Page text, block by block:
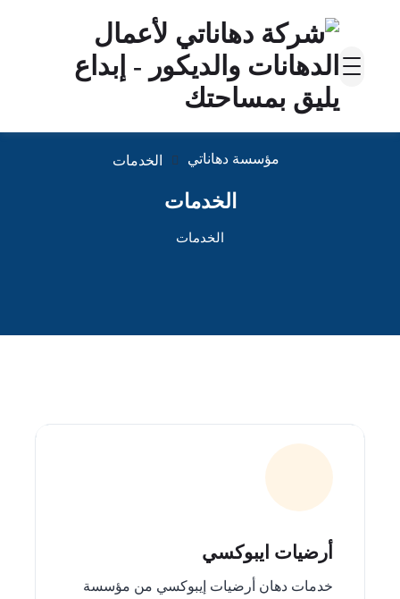
مؤسسة دهاناتي الخدمات
الخدمات
الخدمات
أرضيات ايبوكسي
خدمات دهان أرضيات إيبوكسي من مؤسسة